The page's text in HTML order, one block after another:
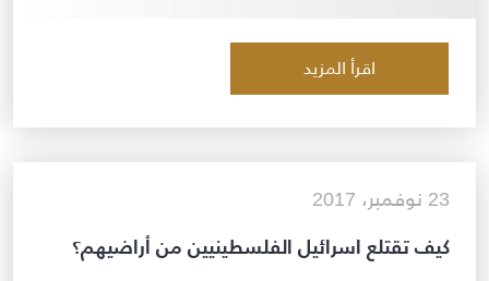
اقرأ المزيد
23 نوفمبر، 2017
كيف تقتلع اسرائيل الفلسطينيين من أراضيهم؟